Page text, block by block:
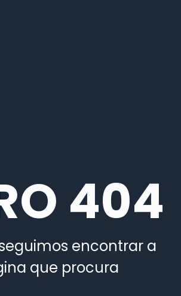
404
encontrar a
que procura